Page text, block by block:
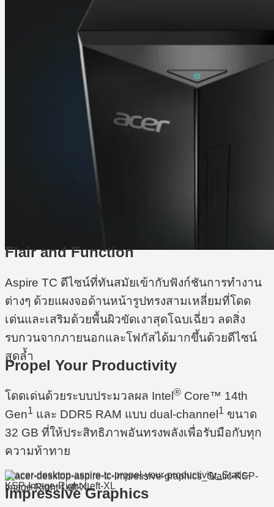
Flair and Function
Aspire TC ดีไซน์ที่ทันสมัยเข้ากับฟังก์ชันการทำงาน
ต่างๆ ด้วยแผงจอด้านหน้ารูปทรงสามเหลี่ยมที่โดด
เด่นและเสริมด้วยพื้นผิวขัดเงาสุดโฉบเฉี่ยว ลดสิ่ง
รบกวนจากภายนอกและโฟกัสได้มากขึ้นด้วยดีไซน์
สุดล้ำ
Propel Your Productivity
โดดเด่นด้วยระบบประมวลผล Intel ® Core™ 14th
Gen1 และ DDR5 RAM แบบ dual-channel 1 ขนาด
32 GB ที่ให้ประสิทธิภาพอันทรงพลังเพื่อรับมือกับทุก
ความท้าทาย
Impressive Graphics